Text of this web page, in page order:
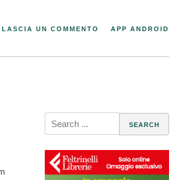
LASCIA UN COMMENTO APP ANDROID
Search
for: